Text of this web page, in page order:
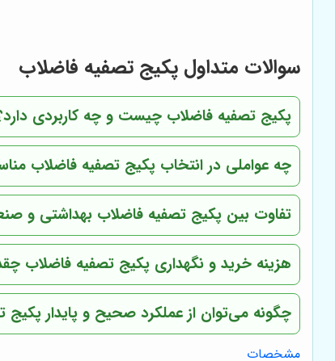
سوالات متداول پکیج تصفیه فاضلاب
پکیج تصفیه فاضلاب چیست و چه کاربردی
چه عواملی در انتخاب پکیج تصفیه فاضلاب
تفاوت بین پکیج تصفیه فاضلاب بهداشتی و
هزینه خرید و نگهداری پکیج تصفیه فاضلاب
چگونه می‌توان از عملکرد صحیح و پایدار
مشخصات